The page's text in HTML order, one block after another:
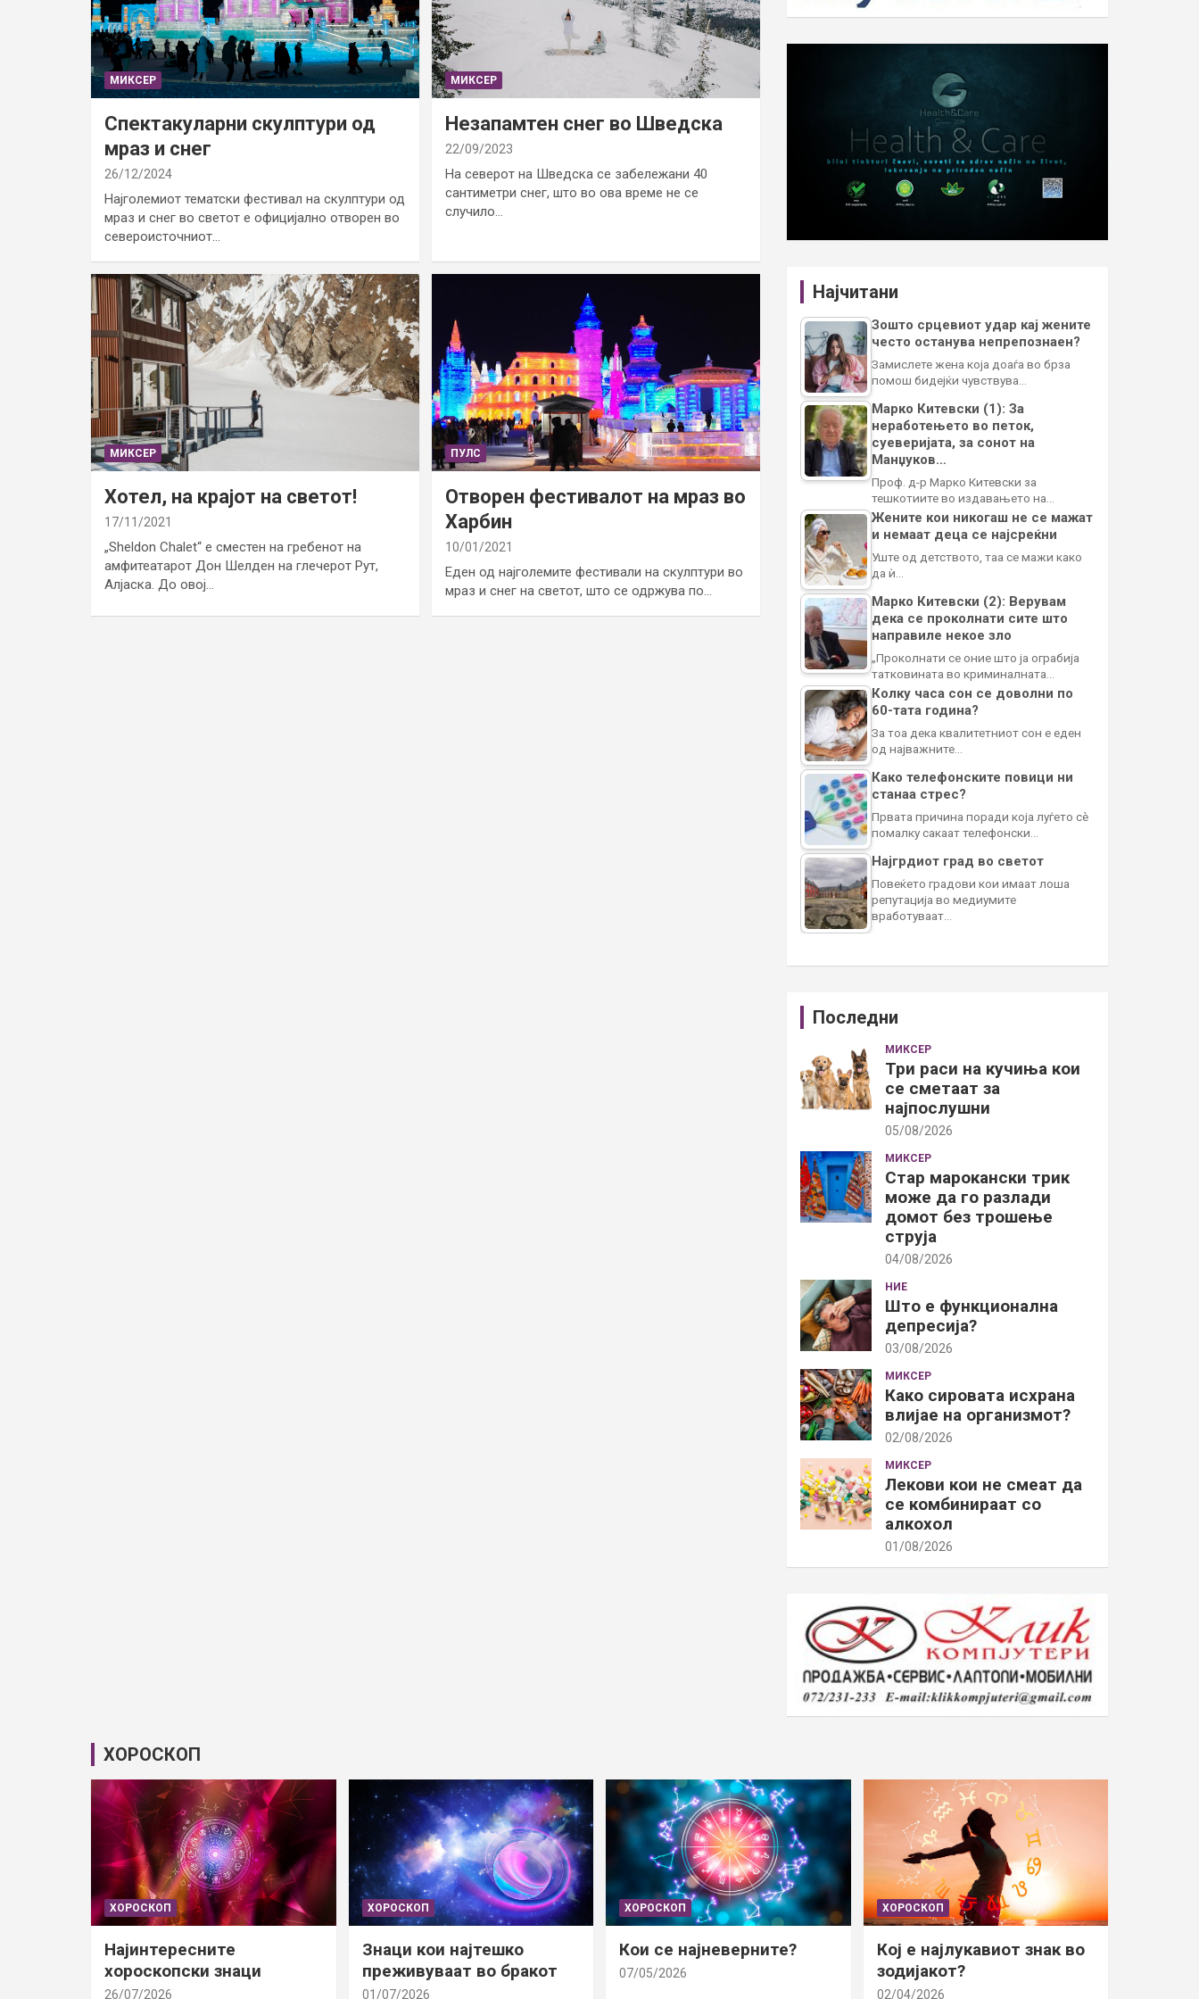
МИКСЕР
Спектакуларни скулптури од
мраз и снег
26/12/2024
Најголемиот тематски фестивал на скулптури од
мраз и снег во светот е официјално отворен во
североисточниот…
МИКСЕР
Незапамтен снег во Шведска
22/09/2023
На северот на Шведска се забележани 40
сантиметри снег, што во ова време не се
случило…
МИКСЕР
Хотел, на крајот на светот!
17/11/2021
„Sheldon Chalet“ е сместен на гребенот на
амфитеатарот Дон Шелден на глечерот Рут,
Алјаска. До овој…
ПУЛС
Отворен фестивалот на мраз во
Харбин
10/01/2021
Еден од најголемите фестивали на скулптури во
мраз и снег на светот, што се одржува по…
Најчитани
Зошто срцевиот удар кај жените
често останува непрепознаен?
Замислете жена која доаѓа во брза
помош бидејќи чувствува…
Марко Китевски (1): За
неработењето во петок,
суеверијата, за сонот на
Манџуков…
Проф. д-р Марко Китевски за
тешкотиите во издавањето на…
Жените кои никогаш не се мажат
и немаат деца се најсреќни
Уште од детството, таа се мажи како
да ѝ…
Марко Китевски (2): Верувам
дека се проколнати сите што
направиле некое зло
„Проколнати се оние што ја ограбија
татковината во криминалната…
Колку часа сон се доволни по
60-тата година?
За тоа дека квалитетниот сон е еден
од најважните…
Како телефонските повици ни
станаа стрес?
Првата причина поради која луѓето сè
помалку сакаат телефонски…
Најгрдиот град во светот
Повеќето градови кои имаат лоша
репутација во медиумите
вработуваат…
Последни
МИКСЕР
Три раси на кучиња кои
се сметаат за
најпослушни
05/08/2026
МИКСЕР
Стар марокански трик
може да го разлади
домот без трошење
струја
04/08/2026
НИЕ
Што е функционална
депресија?
03/08/2026
МИКСЕР
Како сировата исхрана
влијае на организмот?
02/08/2026
МИКСЕР
Лекови кои не смеат да
се комбинираат со
алкохол
01/08/2026
ХОРОСКОП
ХОРОСКОП
Најинтересните
хороскопски знаци
26/07/2026
ХОРОСКОП
Знаци кои најтешко
преживуваат во бракот
01/07/2026
ХОРОСКОП
Кои се најневерните?
07/05/2026
ХОРОСКОП
Кој е најлукавиот знак во
зодијакот?
02/04/2026